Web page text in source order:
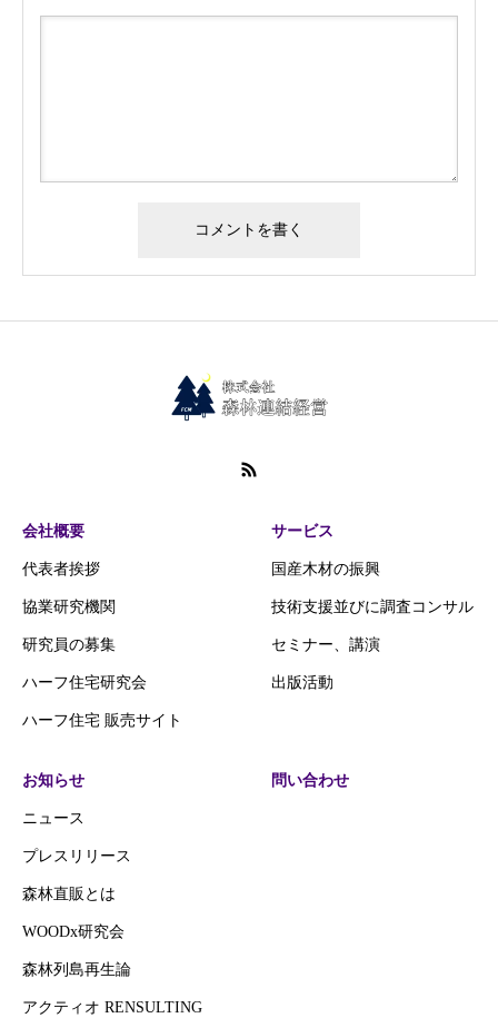
会社概要
代表者挨拶
協業研究機関
研究員の募集
ハーフ住宅研究会
ハーフ住宅 販売サイト
サービス
国産木材の振興
技術支援並びに調査コンサル
セミナー、講演
出版活動
お知らせ
ニュース
プレスリリース
森林直販とは
WOODx研究会
森林列島再生論
アクティオ RENSULTING
問い合わせ